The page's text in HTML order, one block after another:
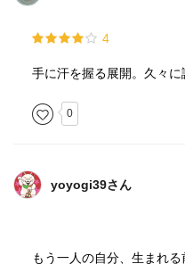
4
手に汗を握る展開。久々に
0
yoyogi39さん
もう一人の自分、生まれる